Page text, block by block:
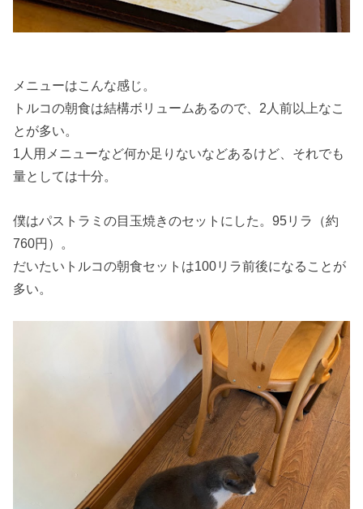
メニューはこんな感じ。
トルコの朝食は結構ボリュームあるので、2人前以上なこ
とが多い。
1人用メニューなど何か足りないなどあるけど、それでも
量としては十分。
僕はパストラミの目玉焼きのセットにした。95リラ（約
760円）。
だいたいトルコの朝食セットは100リラ前後になることが
多い。